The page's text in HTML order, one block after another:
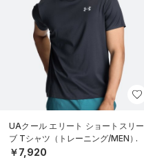
UAクール エリート ショートスリー
ブ Tシャツ（トレーニング/MEN）
￥7,920